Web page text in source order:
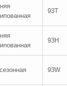
93T
93H
93W